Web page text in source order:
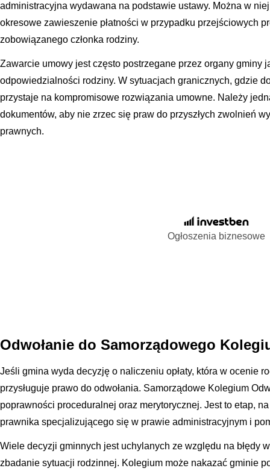
administracyjna wydawana na podstawie ustawy. Można w
okresowe zawieszenie płatności w przypadku przejściowych
zobowiązanego członka rodziny.
Zawarcie umowy jest często postrzegane przez organy gminy
odpowiedzialności rodziny. W sytuacjach granicznych, gdzie
przystaje na kompromisowe rozwiązania umowne. Należy
dokumentów, aby nie zrzec się praw do przyszłych zwolnień
prawnych.
Ogłoszenia biznesowe
Odwołanie do Samorządowego
Jeśli gmina wyda decyzję o naliczeniu opłaty, która w ocenie
przysługuje prawo do odwołania. Samorządowe Kolegium
poprawności proceduralnej oraz merytorycznej. Jest to etap,
prawnika specjalizującego się w prawie administracyjnym i
Wiele decyzji gminnych jest uchylanych ze względu na błędy
zbadanie sytuacji rodzinnej. Kolegium może nakazać gminie